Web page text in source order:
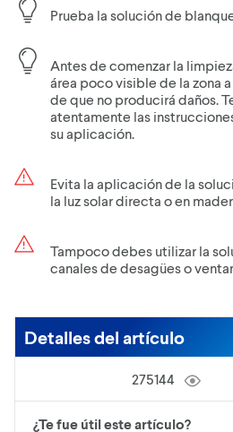
Prueba la solución de
Antes de comenzar la
área poco visible de la zona
de que no producirá daños.
atentamente las
su aplicación.
Evita la aplicación de la
la luz solar directa o en
Tampoco debes utilizar la
canales de desagües o
Detalles del artículo
275144
¿Te fue útil este artículo?